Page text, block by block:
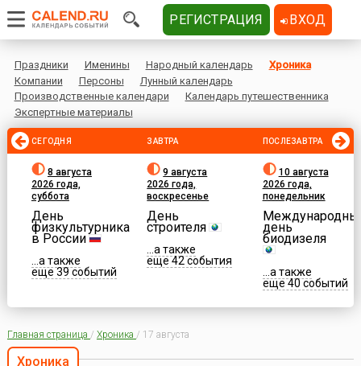
Праздники Именины Народный календарь
Хроника
Компании
Персоны
Лунный календарь
Производственные календари
Календарь путешественника
Экспертные материалы
СЕГОДНЯ
8 августа
2026 года,
суббота
День
физкультурника
в России
...а также
еще 39 событий
ЗАВТРА
9 августа
2026 года,
воскресенье
День
строителя
...а также
еще 42 события
ПОСЛЕЗАВТРА
10 августа
2026 года,
понедельник
день
биодизеля
...а также
еще 40 событий
Главная страница / Хроника / 17 августа
Хроника
РЕГИСТРАЦИЯ ВХОД